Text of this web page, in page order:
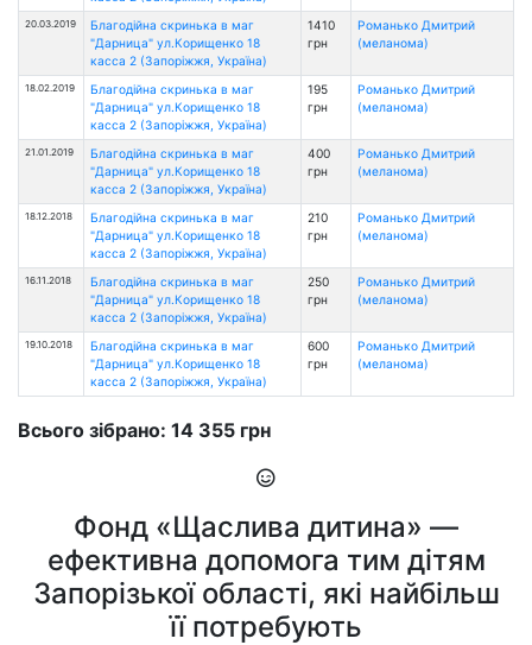
20.03.2019
Благодійна скринька в маг
"Дарница" ул.Корищенко 18
касса 2 (Запоріжжя, Україна)
1410
грн
Романько Дмитрий
(меланома)
18.02.2019
Благодійна скринька в маг
"Дарница" ул.Корищенко 18
касса 2 (Запоріжжя, Україна)
195
грн
Романько Дмитрий
(меланома)
21.01.2019
Благодійна скринька в маг
"Дарница" ул.Корищенко 18
касса 2 (Запоріжжя, Україна)
400
грн
Романько Дмитрий
(меланома)
18.12.2018
Благодійна скринька в маг
"Дарница" ул.Корищенко 18
касса 2 (Запоріжжя, Україна)
210
грн
Романько Дмитрий
(меланома)
16.11.2018
Благодійна скринька в маг
"Дарница" ул.Корищенко 18
касса 2 (Запоріжжя, Україна)
250
грн
Романько Дмитрий
(меланома)
19.10.2018
Благодійна скринька в маг
"Дарница" ул.Корищенко 18
касса 2 (Запоріжжя, Україна)
600
грн
Романько Дмитрий
(меланома)
Всього зібрано: 14 355 грн
Фонд «Щаслива дитина» —
ефективна допомога тим дітям
Запорізької області, які найбільш
її потребують